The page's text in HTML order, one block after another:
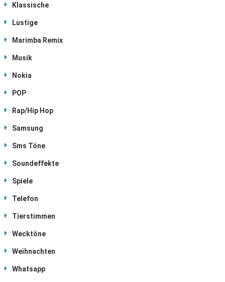
Klassische
Lustige
Marimba Remix
Musik
Nokia
POP
Rap/Hip Hop
Samsung
Sms Töne
Soundeffekte
Spiele
Telefon
Tierstimmen
Wecktöne
Weihnachten
Whatsapp